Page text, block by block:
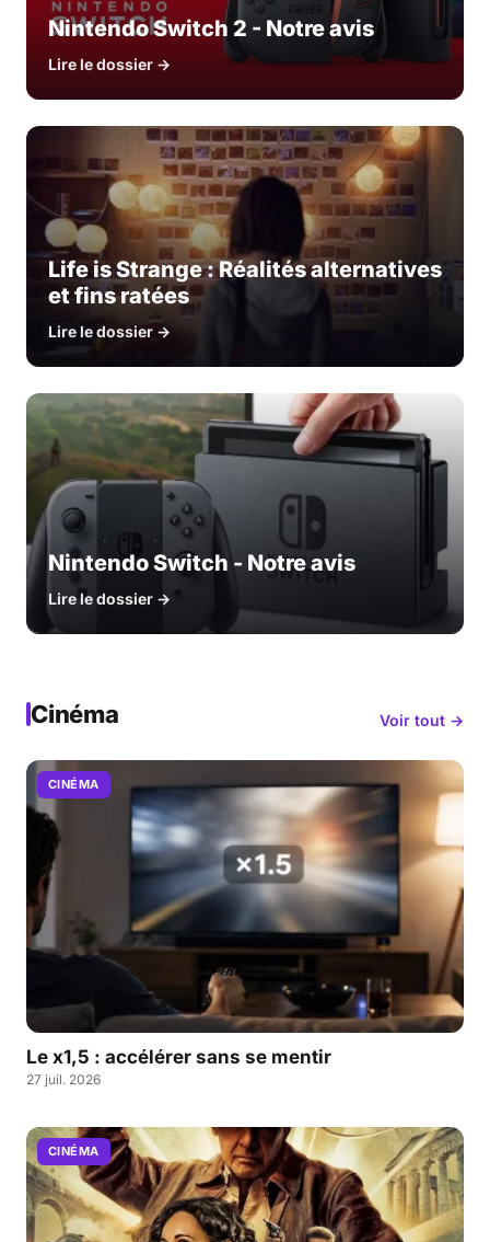
Nintendo Switch 2 - Notre avis
Lire le dossier →
Life is Strange : Réalités alternatives
et fins ratées
Lire le dossier →
Nintendo Switch - Notre avis
Lire le dossier →
Cinéma Voir tout →
CINÉMA
Le x1,5 : accélérer sans se mentir
27 juil. 2026
CINÉMA